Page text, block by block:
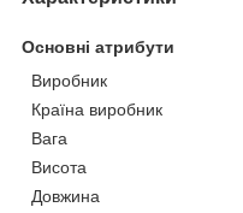
Основні атрибути
Виробник
Країна виробник
Вага
Висота
Довжина